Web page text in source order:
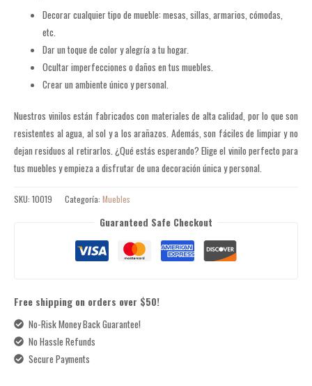
Decorar cualquier tipo de mueble: mesas, sillas, armarios, cómodas,
etc.
Dar un toque de color y alegría a tu hogar.
Ocultar imperfecciones o daños en tus muebles.
Crear un ambiente único y personal.
Nuestros vinilos están fabricados con materiales de alta calidad, por lo que son
resistentes al agua, al sol y a los arañazos. Además, son fáciles de limpiar y no
dejan residuos al retirarlos. ¿Qué estás esperando? Elige el vinilo perfecto para
tus muebles y empieza a disfrutar de una decoración única y personal.
SKU: 10019 Categoría: Muebles
Guaranteed Safe Checkout
Free shipping on orders over $50!
No-Risk Money Back Guarantee!
No Hassle Refunds
Secure Payments